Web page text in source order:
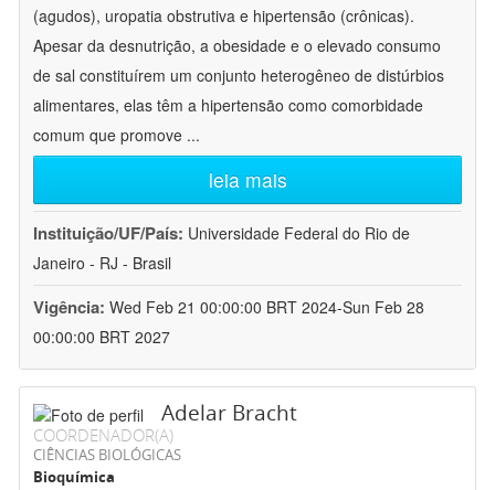
(agudos), uropatia obstrutiva e hipertensão (crônicas).
Apesar da desnutrição, a obesidade e o elevado consumo
de sal constituírem um conjunto heterogêneo de distúrbios
alimentares, elas têm a hipertensão como comorbidade
comum que promove ...
leia mais
Instituição/UF/País: Universidade Federal do Rio de
Janeiro - RJ - Brasil
Vigência: Wed Feb 21 00:00:00 BRT 2024-Sun Feb 28
00:00:00 BRT 2027
Adelar Bracht
COORDENADOR(A)
CIÊNCIAS BIOLÓGICAS
Bioquímica